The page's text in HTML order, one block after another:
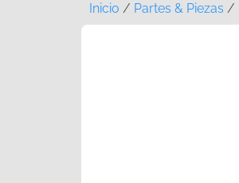
Inicio / Partes & Piezas /